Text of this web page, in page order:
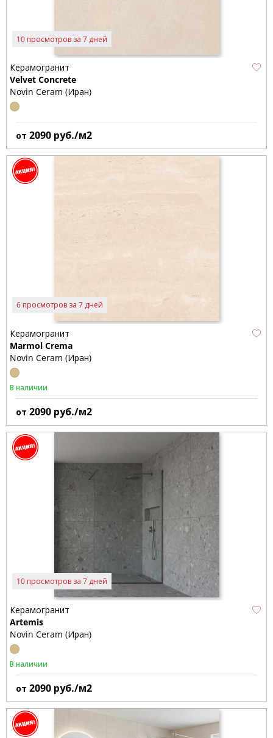
10 просмотров за 7 дней
Керамогранит
Velvet Concrete
Novin Ceram (Иран)
от 2090 руб./м2
6 просмотров за 7 дней
Керамогранит
Marmol Crema
Novin Ceram (Иран)
В наличии
от 2090 руб./м2
10 просмотров за 7 дней
Керамогранит
Artemis
Novin Ceram (Иран)
В наличии
от 2090 руб./м2